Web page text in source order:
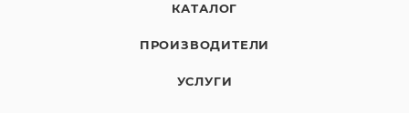
КАТАЛОГ
ПРОИЗВОДИТЕЛИ
УСЛУГИ